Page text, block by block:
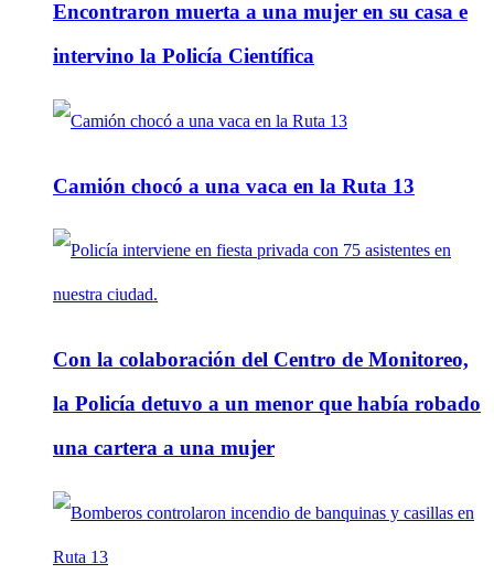
Encontraron muerta a una mujer en su casa e
intervino la Policía Científica
Camión chocó a una vaca en la Ruta 13
Con la colaboración del Centro de Monitoreo,
la Policía detuvo a un menor que había robado
una cartera a una mujer